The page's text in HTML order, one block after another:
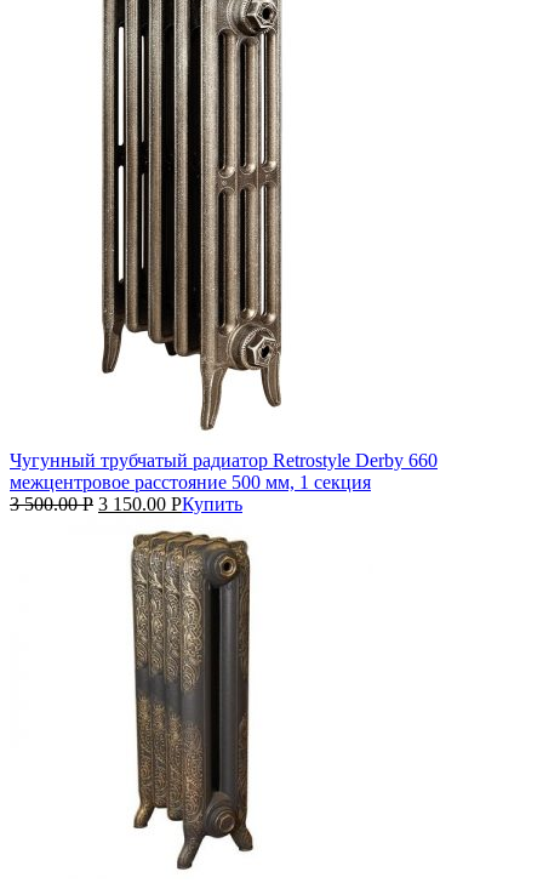
Чугунный трубчатый радиатор Retrostyle Derby 660
межцентровое расстояние 500 мм, 1 секция
3 500.00Р 3 150.00 РКупить